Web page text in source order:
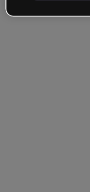
Se souvenir de moi